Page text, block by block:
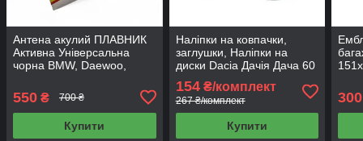
Антена акулий ПЛАВНИК
Активна Універсальна
чорна BMW, Daewoo,
405 S)
550 ₴ 700 ₴
Купити
Наліпки на ковпачки,
заглушки, Наліпки на
диски Dacia Дачія Дача 60
154₴/комплект
267 ₴/комплект
Купити
300